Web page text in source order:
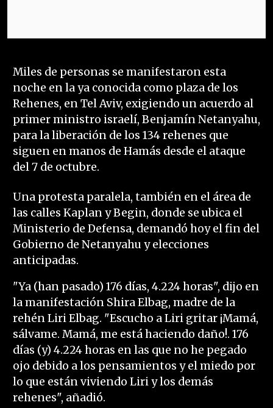
Miles de personas se manifestaron esta
noche en la ya conocida como plaza de los
Rehenes, en Tel Aviv, exigiendo un acuerdo al
primer ministro israelí, Benjamín Netanyahu,
para la liberación de los 134 rehenes que
siguen en manos de Hamás desde el ataque
del 7 de octubre.
Una protesta paralela, también en el área de
las calles Kaplan y Begin, donde se ubica el
Ministerio de Defensa, demandó hoy el fin del
Gobierno de Netanyahu y elecciones
anticipadas.
"Ya (han pasado) 176 días, 4.224 horas", dijo en
la manifestación Shira Elbag, madre de la
rehén Liri Elbag. "Escucho a Liri gritar ¡Mamá,
sálvame. Mamá, me está haciendo daño!. 176
días (y) 4.224 horas en las que no he pegado
ojo debido a los pensamientos y el miedo por
lo que están viviendo Liri y los demás
rehenes", añadió.